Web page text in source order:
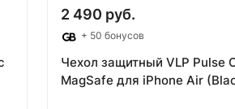
2 490 руб.
+ 50 бонусов
Чехол защитный VLP Pulse
MagSafe для iPhone Air